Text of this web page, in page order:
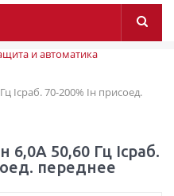
и автоматика
Iсраб. 70-200% Iн присоед.
6,0А 50,60 Гц Iсраб.
переднее